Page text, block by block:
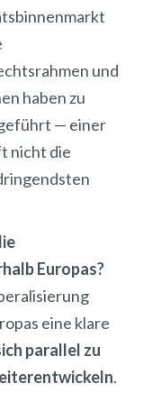
und
haben zu
— einer
nicht die
Europas?
eine klare
parallel zu
.